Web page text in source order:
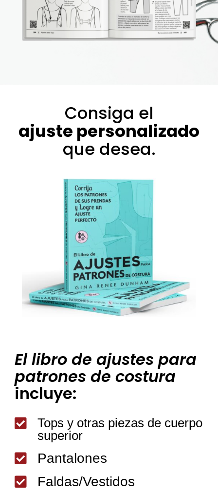
El libro de ajustes para
patrones de costura
incluye:

Tops y otras piezas de cuerpo
superior
 Pantalones
 Faldas/Vestidos
Consiga el
ajuste personalizado
que desea.